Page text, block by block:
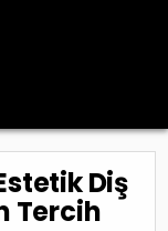
Diş
Tercih